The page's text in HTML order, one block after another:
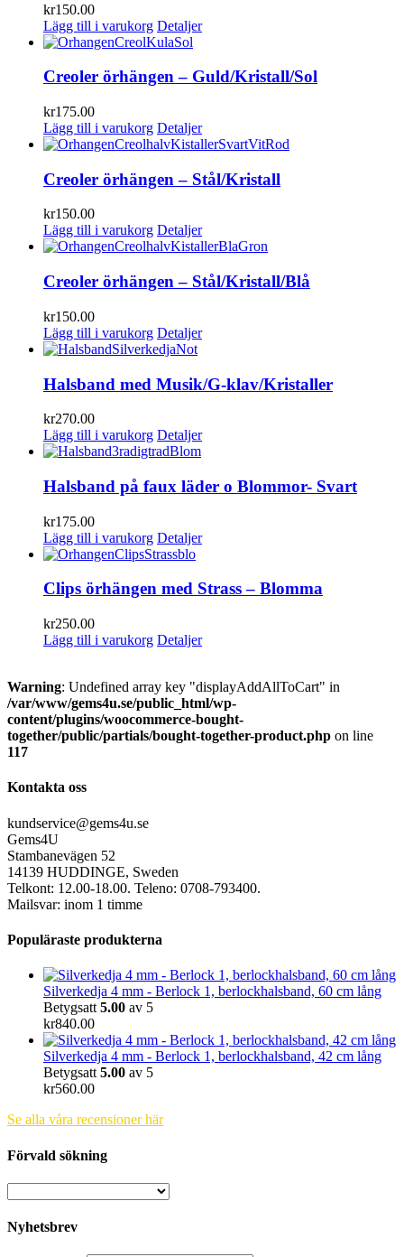
kr150.00
Lägg till i varukorg Detaljer
Creoler örhängen – Guld/Kristall/Sol
kr175.00
Lägg till i varukorg Detaljer
Creoler örhängen – Stål/Kristall
kr150.00
Lägg till i varukorg Detaljer
Creoler örhängen – Stål/Kristall/Blå
kr150.00
Lägg till i varukorg Detaljer
Halsband med Musik/G-klav/Kristaller
kr270.00
Lägg till i varukorg Detaljer
Halsband på faux läder o Blommor- Svart
kr175.00
Lägg till i varukorg Detaljer
Clips örhängen med Strass – Blomma
kr250.00
Lägg till i varukorg Detaljer
Warning: Undefined array key "displayAddAllToCart" in
/var/www/gems4u.se/public_html/wp-
content/plugins/woocommerce-bought-
together/public/partials/bought-together-product.php on line
117
Kontakta oss
kundservice@gems4u.se
Gems4U
Stambanevägen 52
14139 HUDDINGE, Sweden
Telkont: 12.00-18.00. Teleno: 0708-793400.
Mailsvar: inom 1 timme
Populäraste produkterna
Silverkedja 4 mm - Berlock 1, berlockhalsband, 60 cm lång
Betygsatt 5.00 av 5
kr840.00
Silverkedja 4 mm - Berlock 1, berlockhalsband, 42 cm lång
Betygsatt 5.00 av 5
kr560.00
Se alla våra recensioner här
Förvald sökning
Nyhetsbrev